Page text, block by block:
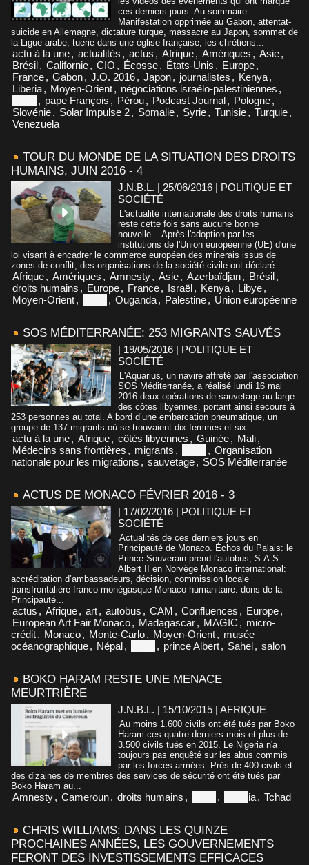
ces derniers jours. Au sommaire:
Manifestation opprimée au Gabon, attentat-
suicide en Allemagne, dictature turque, massacre au Japon, sommet de
la Ligue arabe, tuerie dans une église française, les chrétiens...
actu à la une, actualités , actus , Afrique, Amériques , Asie,
Brésil, Californie, CIO , Écosse, États-Unis , Europe,
France, Gabon, J.O. 2016, Japon, journalistes , Kenya,
Liberia, Moyen-Orient, négociations israélo-palestiniennes ,
, pape François , Pérou, Podcast Journal, Pologne,
Slovénie, Solar Impulse 2, Somalie, Syrie, Tunisie, Turquie,
Venezuela
TOUR DU MONDE DE LA SITUATION DES DROITS
HUMAINS, JUIN 2016 - 4
J.N.B.L. | 25/06/2016 | POLITIQUE ET
SOCIÉTÉ
L'actualité internationale des droits humains
reste cette fois sans aucune bonne
nouvelle... Après l'adoption par les
institutions de l'Union européenne (UE) d'une
loi visant à encadrer le commerce européen des minerais issus de
zones de conflit, des organisations de la société civile ont déclaré...
Afrique, Amériques , Amnesty, Asie, Azerbaïdjan, Brésil,
droits humains , Europe, France, Israël, Kenya, Libye,
Moyen-Orient, , Ouganda, Palestine, Union européenne
SOS MÉDITERRANÉE: 253 MIGRANTS SAUVÉS
| 19/05/2016 | POLITIQUE ET
SOCIÉTÉ
L'Aquarius, un navire affrété par l'association
SOS Méditerranée, a réalisé lundi 16 mai
2016 deux opérations de sauvetage au large
des côtes libyennes, portant ainsi secours à
253 personnes au total. A bord d’une embarcation pneumatique, un
groupe de 137 migrants où se trouvaient dix femmes et six...
actu à la une, Afrique, côtés libyennes , Guinée, Mali,
Médecins sans frontières , migrants , , Organisation
nationale pour les migrations , sauvetage, SOS Méditerranée
ACTUS DE MONACO FÉVRIER 2016 - 3
| 17/02/2016 | POLITIQUE ET
SOCIÉTÉ
Actualités de ces derniers jours en
Principauté de Monaco. Échos du Palais: le
Prince Souverain prend l'autobus, S.A.S.
Albert II en Norvège Monaco international:
accréditation d’ambassadeurs, décision, commission locale
transfrontalière franco-monégasque Monaco humanitaire: dons de la
Principauté...
actus , Afrique, art, autobus , CAM , Confluences , Europe,
European Art Fair Monaco, Madagascar, MAGIC , micro-
crédit, Monaco, Monte-Carlo, Moyen-Orient, musée
océanographique, Népal, , prince Albert, Sahel, salon
BOKO HARAM RESTE UNE MENACE
MEURTRIÈRE
J.N.B.L. | 15/10/2015 | AFRIQUE
Au moins 1.600 civils ont été tués par Boko
Haram ces quatre derniers mois et plus de
3.500 civils tués en 2015. Le Nigeria n'a
toujours pas enquêté sur les abus commis
par les forces armées. Près de 400 civils et
des dizaines de membres des services de sécurité ont été tués par
Boko Haram au...
Amnesty, Cameroun, droits humains , , ia, Tchad
CHRIS WILLIAMS: DANS LES QUINZE
PROCHAINES ANNÉES, LES GOUVERNEMENTS
FERONT DES INVESTISSEMENTS EFFICACES